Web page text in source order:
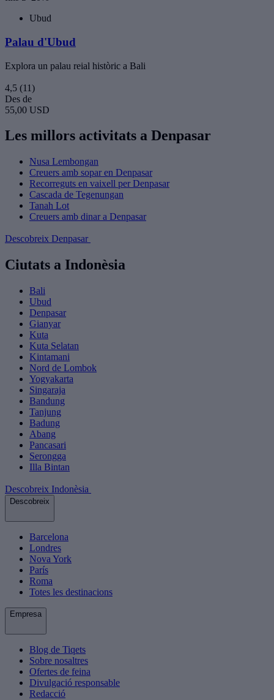
Ubud
Palau d'Ubud
Explora un palau reial històric a Bali
4,5 (11)
Des de
55,00 USD
Les millors activitats a Denpasar
Nusa Lembongan
Creuers amb sopar en Denpasar
Recorreguts en vaixell per Denpasar
Cascada de Tegenungan
Tanah Lot
Creuers amb dinar a Denpasar
Descobreix Denpasar
Ciutats a Indonèsia
Bali
Ubud
Denpasar
Gianyar
Kuta
Kuta Selatan
Kintamani
Nord de Lombok
Yogyakarta
Singaraja
Bandung
Tanjung
Badung
Abang
Pancasari
Serongga
Illa Bintan
Descobreix Indonèsia
Descobreix
Barcelona
Londres
Nova York
París
Roma
Totes les destinacions
Empresa
Blog de Tiqets
Sobre nosaltres
Ofertes de feina
Divulgació responsable
Redacció